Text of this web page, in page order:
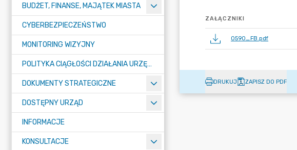
BUDŻET, FINANSE, MAJĄTEK MIASTA
CYBERBEZPIECZEŃSTWO
MONITORING WIZYJNY
POLITYKA CIĄGŁOŚCI DZIAŁANIA URZĘDU MIASTA ŻORY
DOKUMENTY STRATEGICZNE
DOSTĘPNY URZĄD
INFORMACJE
KONSULTACJE
ZAŁĄCZNIKI
0590_FB.pdf
DRUKUJ ZAPISZ DO PDF